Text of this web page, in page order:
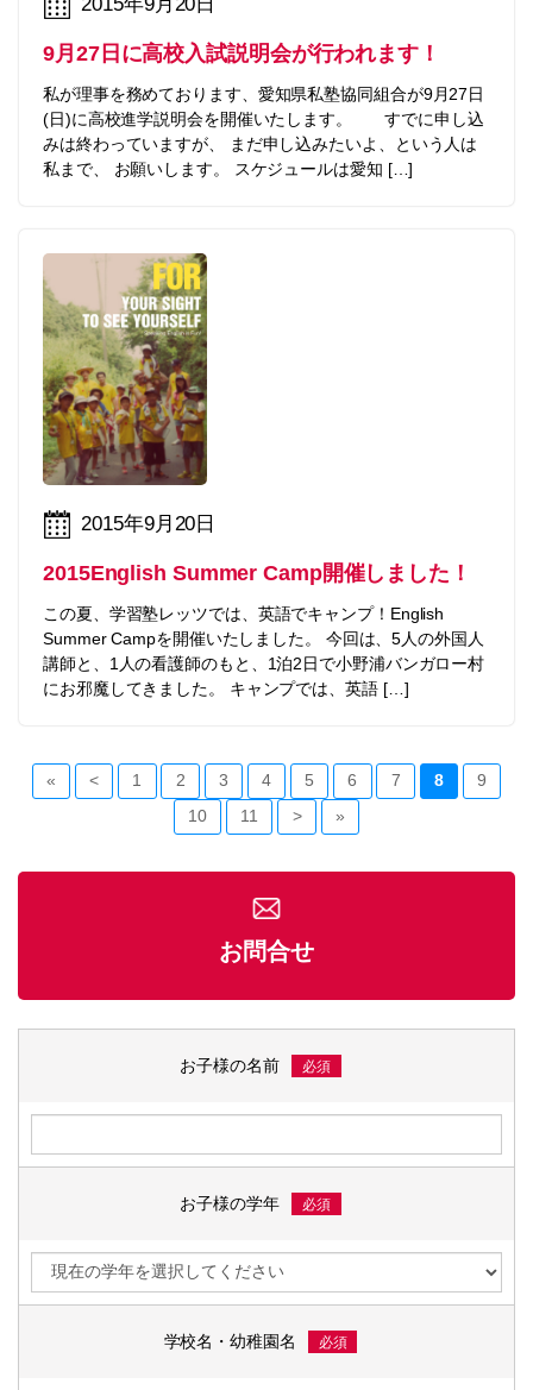
9月27日に高校入試説明会が行われます！
私が理事を務めております、愛知県私塾協同組合が9月27日
(日)に高校進学説明会を開催いたします。 すでに申し込
みは終わっていますが、 まだ申し込みたいよ、という人は
私まで、 お願いします。 スケジュールは愛知 […]
2015年9月20日
2015English Summer Camp開催しました！
この夏、学習塾レッツでは、英語でキャンプ！English
Summer Campを開催いたしました。 今回は、5人の外国人
講師と、1人の看護師のもと、1泊2日で小野浦バンガロー村
にお邪魔してきました。 キャンプでは、英語 […]
« < 1 2 3 4 5 6 7 8
9
10
11 > »
お問合せ
お子様の名前 必須
お子様の学年 必須
学校名・幼稚園名 必須